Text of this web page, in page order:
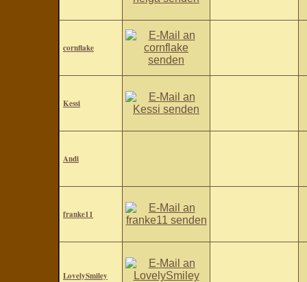
cornflake
Kessi
Andi
franke11
LovelySmiley